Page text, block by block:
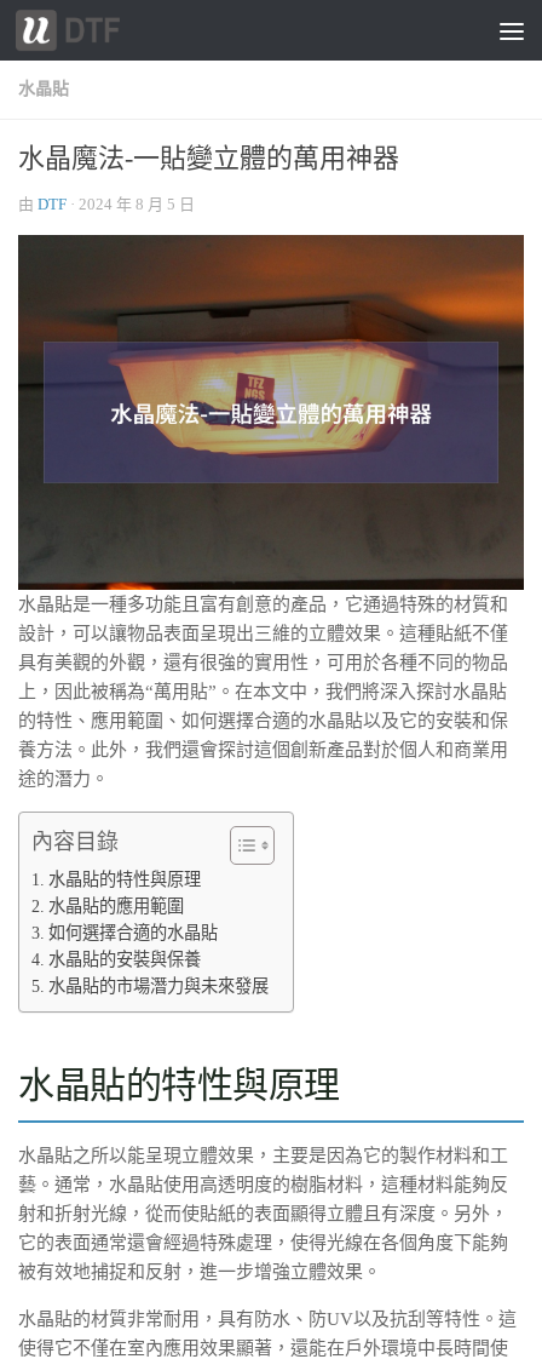
跳轉至內容
水晶貼
水晶魔法-一貼變立體的萬用神器
由 DTF · 2024 年 8 月 5 日
水晶貼是一種多功能且富有創意的產品，它通過特殊的材質和
設計，可以讓物品表面呈現出三維的立體效果。這種貼紙不僅
具有美觀的外觀，還有很強的實用性，可用於各種不同的物品
上，因此被稱為“萬用貼”。在本文中，我們將深入探討水晶貼
的特性、應用範圍、如何選擇合適的水晶貼以及它的安裝和保
養方法。此外，我們還會探討這個創新產品對於個人和商業用
途的潛力。
內容目錄
水晶貼的特性與原理
水晶貼的應用範圍
如何選擇合適的水晶貼
水晶貼的安裝與保養
水晶貼的市場潛力與未來發展
水晶貼的特性與原理
水晶貼之所以能呈現立體效果，主要是因為它的製作材料和工
藝。通常，水晶貼使用高透明度的樹脂材料，這種材料能夠反
射和折射光線，從而使貼紙的表面顯得立體且有深度。另外，
它的表面通常還會經過特殊處理，使得光線在各個角度下能夠
被有效地捕捉和反射，進一步增強立體效果。
水晶貼的材質非常耐用，具有防水、防UV以及抗刮等特性。這
使得它不僅在室內應用效果顯著，還能在戶外環境中長時間使